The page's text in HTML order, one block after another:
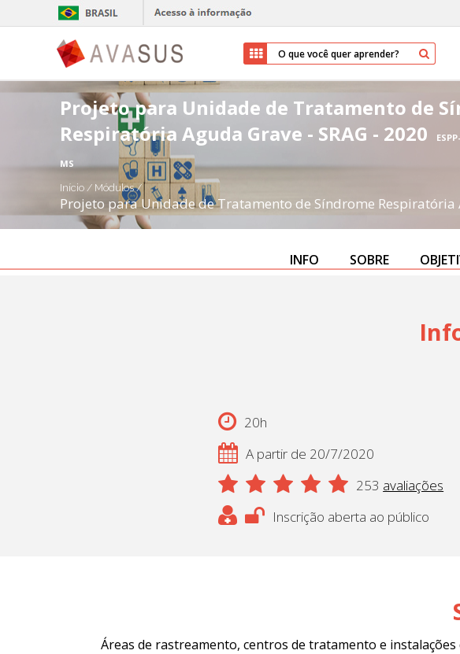
Projeto para Unidade de Tratamento de
Respiratória Aguda Grave - SRAG - 2020
MS
Início / Módulos/
Projeto para Unidade de Tratamento de Síndrome Respiratória
INFO SOBRE
20h
A partir de 20/7/2020
253 avaliações
Inscrição aberta ao público
Áreas de rastreamento, centros de tratamento e